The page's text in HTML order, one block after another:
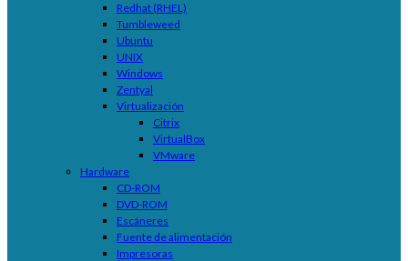
Redhat (RHEL)
Tumbleweed
Ubuntu
UNIX
Windows
Zentyal
Virtualización
Citrix
VirtualBox
VMware
Hardware
CD-ROM
DVD-ROM
Escáneres
Fuente de alimentación
Impresoras